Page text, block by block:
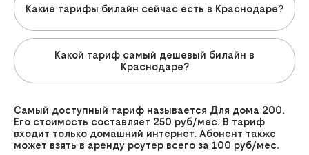
Какие тарифы билайн сейчас есть в Краснодаре?
Какой тариф самый дешевый билайн в
Краснодаре?
Самый доступный тариф называется Для дома 200.
Его стоимость составляет 250 руб/мес. В тариф
входит только домашний интернет. Абонент также
может взять в аренду роутер всего за 100 руб/мес.